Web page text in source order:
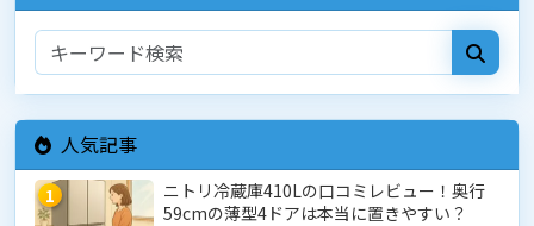
人気記事
1
ニトリ冷蔵庫410Lの口コミレビュー！奥行
59cmの薄型4ドアは本当に置きやすい？